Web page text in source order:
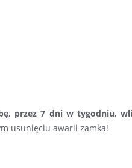
przez 7 dni w tygodniu,
usunięciu awarii zamka!